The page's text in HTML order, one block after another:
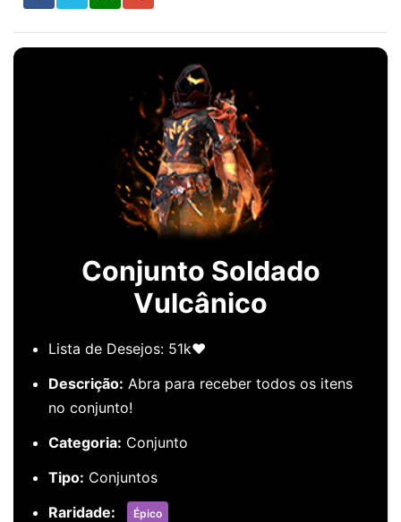
Conjunto Soldado
Vulcânico
Lista de Desejos: 51k❤️
Descrição: Abra para receber todos os itens
no conjunto!
Categoria: Conjunto
Tipo: Conjuntos
Raridade:
Épico